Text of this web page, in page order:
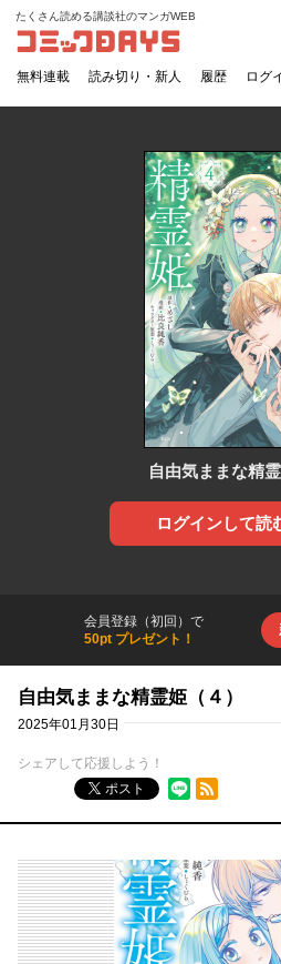
コミックDAYS
たくさん読める講談社のマンガWEB
無料連載 読み切り・新人 履歴 ログ
自由気ままな精霊
ログインして読
会員登録（初回）で
50pt プレゼント！
自由気ままな精霊姫（４）
2025年01月30日
シェアして応援しよう！
ポスト
RSSフィード